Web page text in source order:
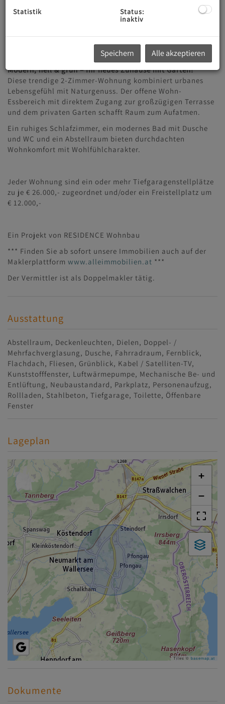
Die nachhaltige Bauweise, das durchdachte Raumkonzept,
der Fokus auf hohe Wertigkeit und die ruhige Lage im
Ihrem Logenplatz im Grünen. Der Baubeginn erfolgt 2025.
TOP B-02: 2-Zimmer-Gartenwohnung
Modern, hell & grün – Ihr neues Zuhause mit Garten!
Diese trendige 2-Zimmer-Wohnung kombiniert urbanes
Lebensgefühl mit Naturgenuss. Der offene Wohn-
Essbereich mit direktem Zugang zur großzügigen Terrasse
und dem privaten Garten schafft Raum zum Aufatmen.
Ein ruhiges Schlafzimmer, ein modernes Bad mit Dusche
und WC und ein Abstellraum bieten durchdachten
Wohnkomfort mit Wohlfühlcharakter.
Jeder Wohnung sind ein oder mehr Tiefgaragenstellplätze
zu je € 26.000,- zugeordnet und/oder ein Freistellplatz um
€ 12.000,-
Ein Projekt von RESIDENCE Wohnbau
*** Finden Sie ab sofort unsere Immobilien auch auf der
Maklerplattform www.alleimmobilien.at ***
Der Vermittler ist als Doppelmakler tätig.
Ausstattung
Abstellraum Deckenleuchten Dielen
Doppel- /
Mehrfachverglasung
Dusche Fahrradraum
Fernblick
Flachdach
Fliesen Grünblick
Kabel / Satelliten-TV
Kunststofffenster Luftwärmepumpe Mechanische Be- und
Entlüftung
Neubaustandard Parkplatz Personenaufzug
Rollladen
Stahlbeton Tiefgarage Toilette Öffenbare
Fenster
Lageplan
+
−
Tiles © basemap.at
Dokumente
Statistik
Status:
inaktiv
Speichern Alle akzeptieren